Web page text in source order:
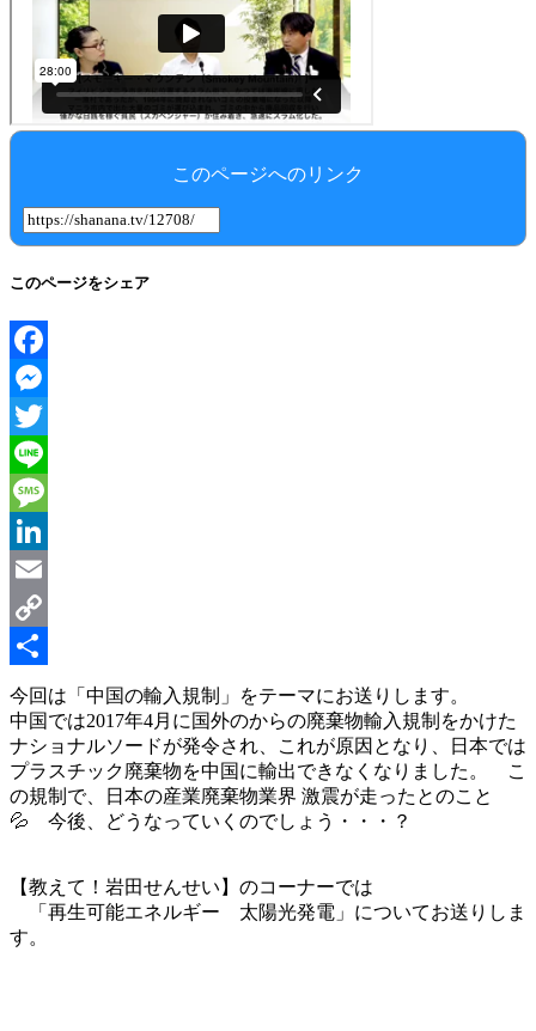
このページへのリンク
このページをシェア
Facebook
Messenger
Twitter
Line
Message
LinkedIn
Email
Copy
Link
共
有
今回は「中国の輸入規制」をテーマにお送りします。
中国では2017年4月に国外のからの廃棄物輸入規制をかけた
ナショナルソードが発令され、これが原因となり、日本では
プラスチック廃棄物を中国に輸出できなくなりました。 こ
の規制で、日本の産業廃棄物業界 激震が走ったとのこと
💦 今後、どうなっていくのでしょう・・・？
【教えて！岩田せんせい】のコーナーでは
「再生可能エネルギー 太陽光発電」についてお送りしま
す。